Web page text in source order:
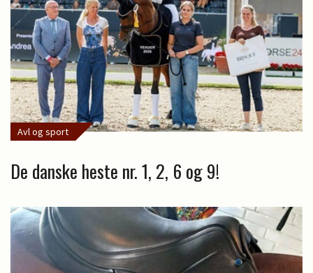
Avl og sport
De danske heste nr. 1, 2, 6 og 9!